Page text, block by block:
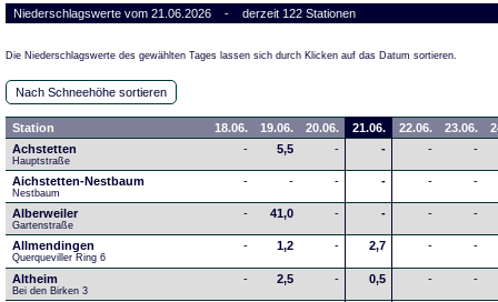
Niederschlagswerte vom 21.06.2026 - derzeit 122 Stationen
Die Niederschlagswerte des gewählten Tages lassen sich durch Klicken auf das Datum sortieren.
Nach Schneehöhe sortieren
Station 18.06. 19.06. 20.06. 21.06. 22.06. 23.06.
Achstetten
Hauptstraße
- 5,5 - - - -
Aichstetten-Nestbaum
Nestbaum
- - - - - -
Alberweiler
Gartenstraße
- 41,0 - - - -
Allmendingen
Querqueviller Ring 6
- 1,2 - 2,7 - -
Altheim
Bei den Birken 3
- 2,5 - 0,5 - -